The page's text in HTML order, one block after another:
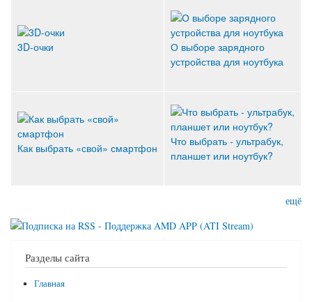
3D-очки
О выборе зарядного
устройства для ноутбука
Как выбрать «свой» смартфон
Что выбрать - ультрабук,
планшет или ноутбук?
ещё
Разделы сайта
Главная